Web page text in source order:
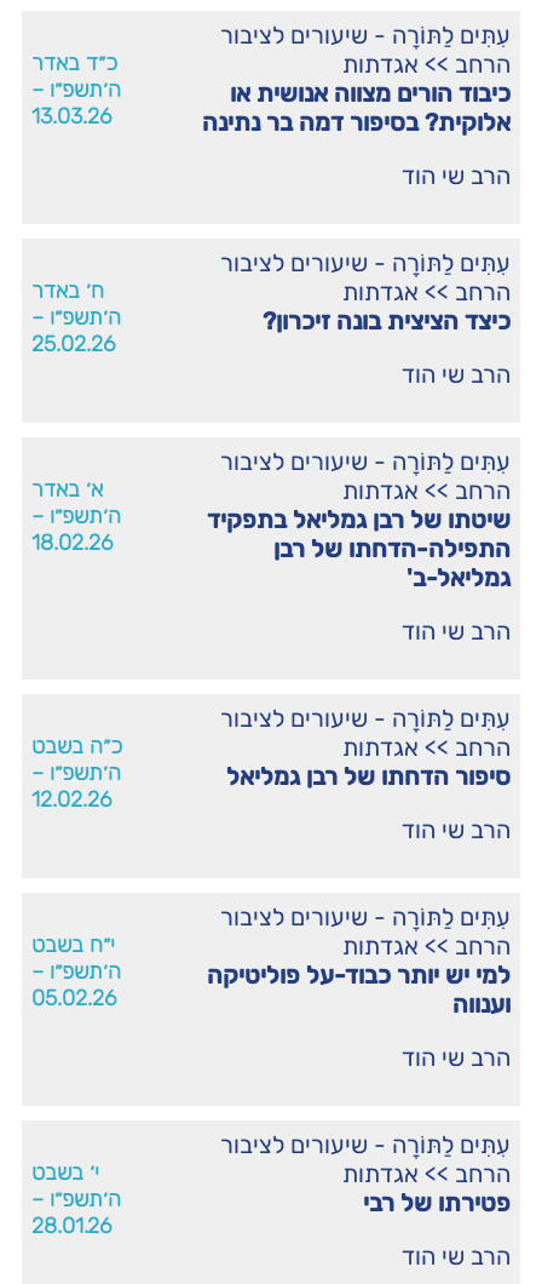
עִתִּים לַתּוֹרָה - שיעורים לציבור
הרחב >> אגדתות
כיבוד הורים מצווה אנושית או
אלוקית? בסיפור דמה בר נתינה
הרב שי הוד
כ״ד באדר
ה׳תשפ״ו –
13.03.26
עִתִּים לַתּוֹרָה - שיעורים לציבור
הרחב >> אגדתות
כיצד הציצית בונה זיכרון?
הרב שי הוד
ח׳ באדר
ה׳תשפ״ו –
25.02.26
עִתִּים לַתּוֹרָה - שיעורים לציבור
הרחב >> אגדתות
שיטתו של רבן גמליאל בתפקיד
התפילה-הדחתו של רבן
גמליאל-ב'
הרב שי הוד
א׳ באדר
ה׳תשפ״ו –
18.02.26
עִתִּים לַתּוֹרָה - שיעורים לציבור
הרחב >> אגדתות
סיפור הדחתו של רבן גמליאל
הרב שי הוד
כ״ה בשבט
ה׳תשפ״ו –
12.02.26
עִתִּים לַתּוֹרָה - שיעורים לציבור
הרחב >> אגדתות
למי יש יותר כבוד-על פוליטיקה
וענווה
הרב שי הוד
י״ח בשבט
ה׳תשפ״ו –
05.02.26
עִתִּים לַתּוֹרָה - שיעורים לציבור
הרחב >> אגדתות
פטירתו של רבי
הרב שי הוד
י׳ בשבט
ה׳תשפ״ו –
28.01.26